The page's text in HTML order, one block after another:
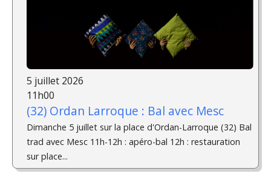
5 juillet 2026
11h00
(32) Ordan Larroque : Bal avec Mesc
Dimanche 5 juillet sur la place d'Ordan-Larroque (32) Bal
trad avec Mesc 11h-12h : apéro-bal 12h : restauration
sur place...